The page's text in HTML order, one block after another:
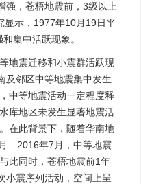
强，苍梧地震前，3级以上
显示，1977年10月19日平
集中活跃现象。
地震迁移和小震群活跃现
邻区中等地震集中发生
中等地震活动一定程度释
库地区未发生显著地震活
在此背景下，随着华南地
—2016年7月，中等地震
此同时，苍梧地震前1年
小震序列活动，空间上呈